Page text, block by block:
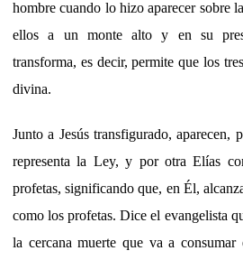
hombre cuando lo hizo aparecer sobre
ellos a un monte alto y en su
transforma, es decir, permite que los
divina.
Junto a Jesús transfigurado, aparecen,
representa la Ley, y por otra Elías
profetas, significando que, en Él,
como los profetas. Dice el evangelista
la cercana muerte que va a consumar